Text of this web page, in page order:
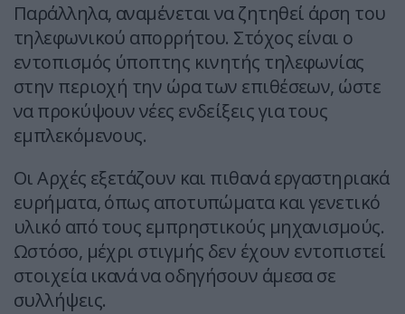
Παράλληλα, αναμένεται να ζητηθεί άρση του
τηλεφωνικού απορρήτου. Στόχος είναι ο
εντοπισμός ύποπτης κινητής τηλεφωνίας
στην περιοχή την ώρα των επιθέσεων, ώστε
να προκύψουν νέες ενδείξεις για τους
εμπλεκόμενους.
Οι Αρχές εξετάζουν και πιθανά εργαστηριακά
ευρήματα, όπως αποτυπώματα και γενετικό
υλικό από τους εμπρηστικούς μηχανισμούς.
Ωστόσο, μέχρι στιγμής δεν έχουν εντοπιστεί
στοιχεία ικανά να οδηγήσουν άμεσα σε
συλλήψεις.